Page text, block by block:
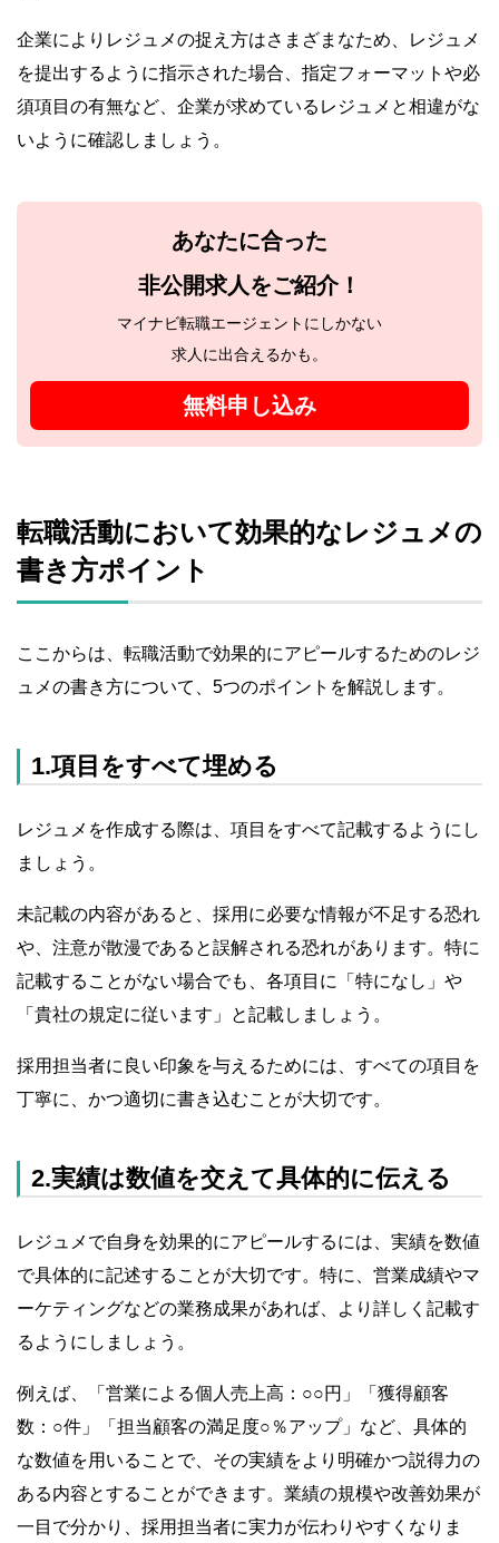
企業によりレジュメの捉え方はさまざまなため、レジュメ
を提出するように指示された場合、指定フォーマットや必
須項目の有無など、企業が求めているレジュメと相違がな
いように確認しましょう。
あなたに合った
非公開求人をご紹介！
マイナビ転職エージェントにしかない
求人に出合えるかも。
無料申し込み
転職活動において効果的なレジュメの
書き方ポイント
ここからは、転職活動で効果的にアピールするためのレジ
ュメの書き方について、5つのポイントを解説します。
1.項目をすべて埋める
レジュメを作成する際は、項目をすべて記載するようにし
ましょう。
未記載の内容があると、採用に必要な情報が不足する恐れ
や、注意が散漫であると誤解される恐れがあります。特に
記載することがない場合でも、各項目に「特になし」や
「貴社の規定に従います」と記載しましょう。
採用担当者に良い印象を与えるためには、すべての項目を
丁寧に、かつ適切に書き込むことが大切です。
2.実績は数値を交えて具体的に伝える
レジュメで自身を効果的にアピールするには、実績を数値
で具体的に記述することが大切です。特に、営業成績やマ
ーケティングなどの業務成果があれば、より詳しく記載す
るようにしましょう。
例えば、「営業による個人売上高：○○円」「獲得顧客
数：○件」「担当顧客の満足度○％アップ」など、具体的
な数値を用いることで、その実績をより明確かつ説得力の
ある内容とすることができます。業績の規模や改善効果が
一目で分かり、採用担当者に実力が伝わりやすくなりま